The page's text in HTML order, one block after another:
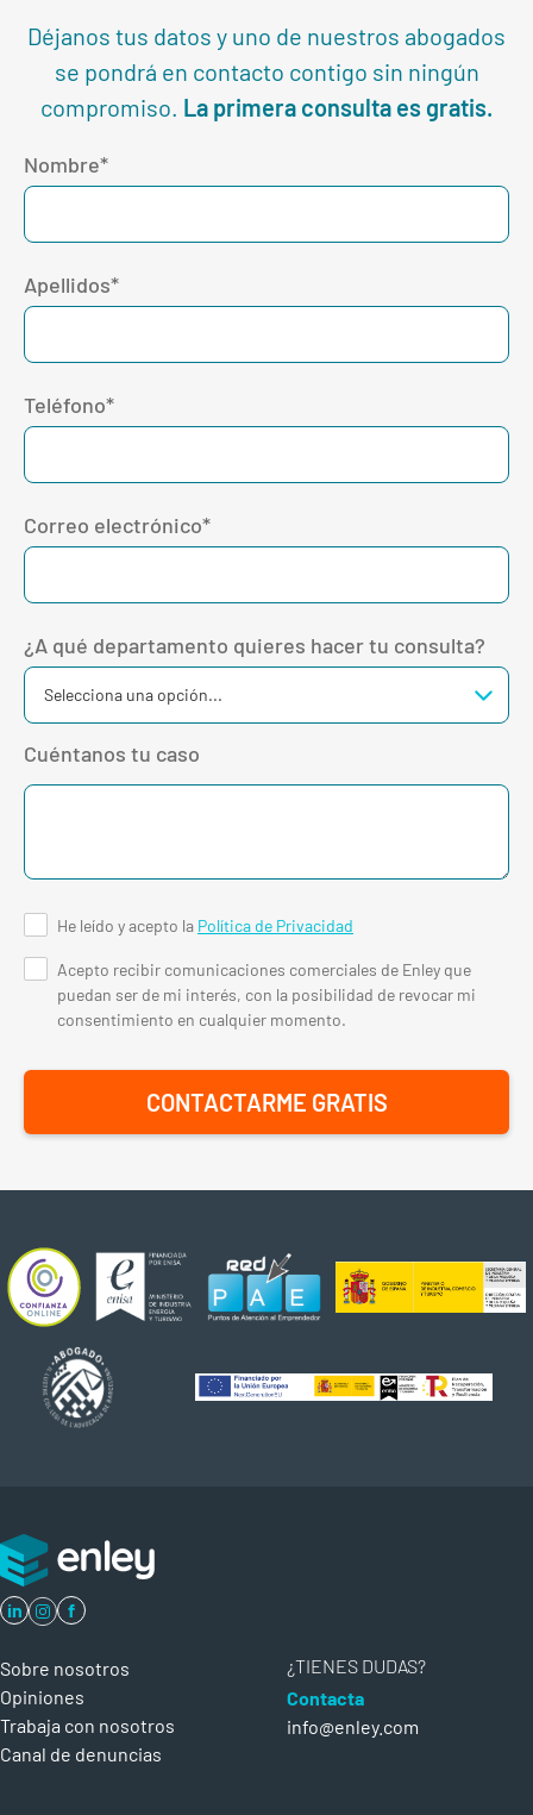
Déjanos tus datos y uno de nuestros abogados
se pondrá en contacto contigo sin ningún
compromiso. La primera consulta es gratis.
Nombre*
Apellidos*
Teléfono*
Correo electrónico*
¿A qué departamento quieres hacer tu consulta?
Cuéntanos tu caso
He leído y acepto la Política de Privacidad
Acepto recibir comunicaciones comerciales de Enley que
puedan ser de mi interés, con la posibilidad de revocar mi
consentimiento en cualquier momento.
in f
Sobre nosotros
Opiniones
Trabaja con nosotros
Canal de denuncias
¿TIENES DUDAS?
Contacta
info@enley.com